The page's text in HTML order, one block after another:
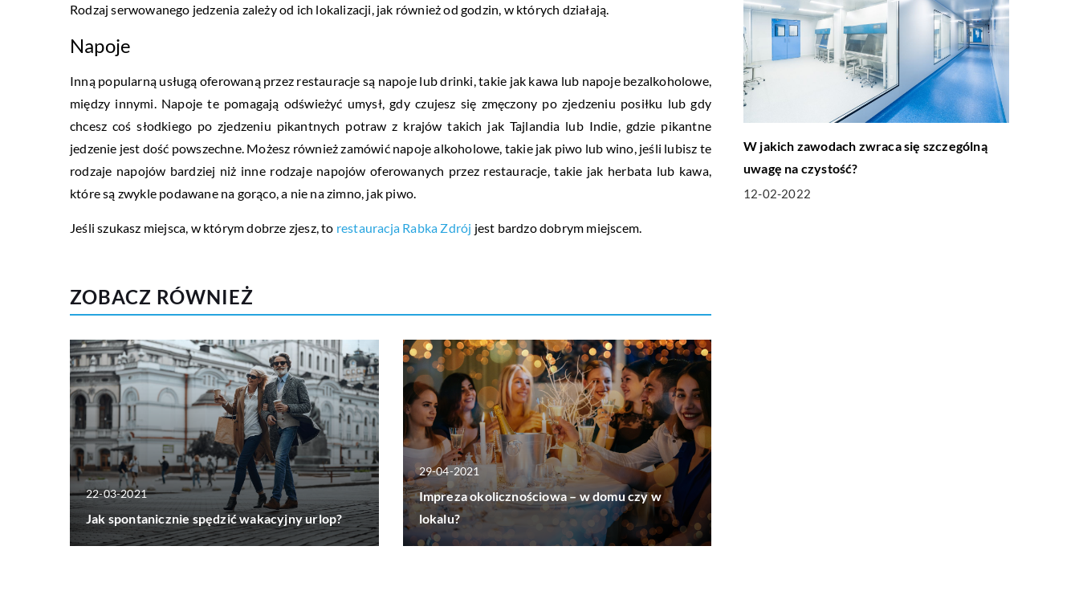
Rodzaj serwowanego jedzenia zależy od ich lokalizacji, jak również od godzin, w których działają.
Napoje
Inną popularną usługą oferowaną przez restauracje są napoje lub drinki, takie jak kawa lub napoje bezalkoholowe,
między innymi. Napoje te pomagają odświeżyć umysł, gdy czujesz się zmęczony po zjedzeniu posiłku lub gdy
chcesz coś słodkiego po zjedzeniu pikantnych potraw z krajów takich jak Tajlandia lub Indie, gdzie pikantne
jedzenie jest dość powszechne. Możesz również zamówić napoje alkoholowe, takie jak piwo lub wino, jeśli lubisz te
rodzaje napojów bardziej niż inne rodzaje napojów oferowanych przez restauracje, takie jak herbata lub kawa,
które są zwykle podawane na gorąco, a nie na zimno, jak piwo.
Jeśli szukasz miejsca, w którym dobrze zjesz, to restauracja Rabka Zdrój jest bardzo dobrym miejscem.
ZOBACZ RÓWNIEŻ
22-03-2021
Jak spontanicznie spędzić wakacyjny urlop?
29-04-2021
Impreza okolicznościowa – w domu czy w
lokalu?
W jakich zawodach zwraca się szczególną
uwagę na czystość?
12-02-2022